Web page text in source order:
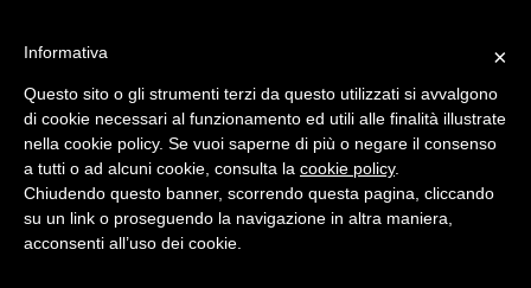
×
Informativa
Questo sito o gli strumenti terzi da questo utilizzati si avvalgono
di cookie necessari al funzionamento ed utili alle finalità illustrate
nella cookie policy. Se vuoi saperne di più o negare il consenso
a tutti o ad alcuni cookie, consulta la cookie policy.
Chiudendo questo banner, scorrendo questa pagina, cliccando
su un link o proseguendo la navigazione in altra maniera,
acconsenti all’uso dei cookie.